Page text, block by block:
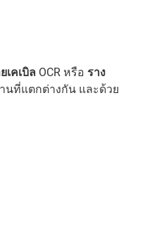
เคเบิล OCR หรือ ราง
นที่แตกต่างกัน และด้วย